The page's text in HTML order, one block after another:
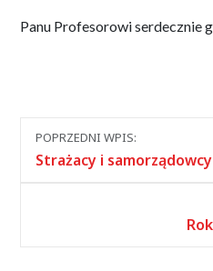
Panu Profesorowi serdecznie
Nawigacja
między
POPRZEDNI WPIS:
Strażacy i samorządowcy